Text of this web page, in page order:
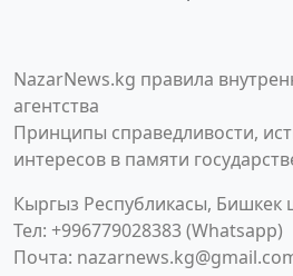
NazarNews.kg правила
агентства
Принципы справедливости,
интересов в памяти
Кыргыз Республикасы, Бишкек
Тел: +996779028383 (Whatsapp)
Почта: